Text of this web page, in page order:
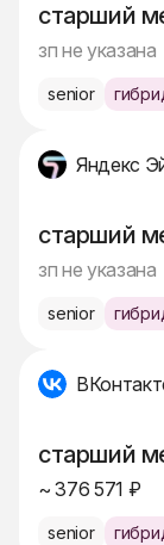
старший
зп не указана
senior
Яндекс
старший
зп не указана
senior
старший
~ 376 571 ₽
senior